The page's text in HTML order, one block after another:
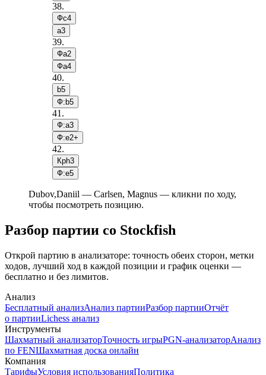
38.
Фc4
a3
39.
Фa2
Фa4
40.
b5
Ф:b5
41 .
Ф:a3
Ф:e2+
42.
Крh3
Ф:e5
Dubov,Daniil — Carlsen, Magnus — кликни по ходу,
чтобы посмотреть позицию.
Разбор партии со Stockfish
Открой партию в анализаторе: точность обеих сторон, метки
ходов, лучший ход в каждой позиции и график оценки —
бесплатно и без лимитов.
Анализ
Бесплатный анализАнализ партииРазбор партииОтчёт
о партииLichess анализ
Инструменты
Шахматный анализаторТочность игрыPGN-анализаторАнализ
по FENШахматная доска онлайн
Компания
ТарифыУсловия использованияПолитика